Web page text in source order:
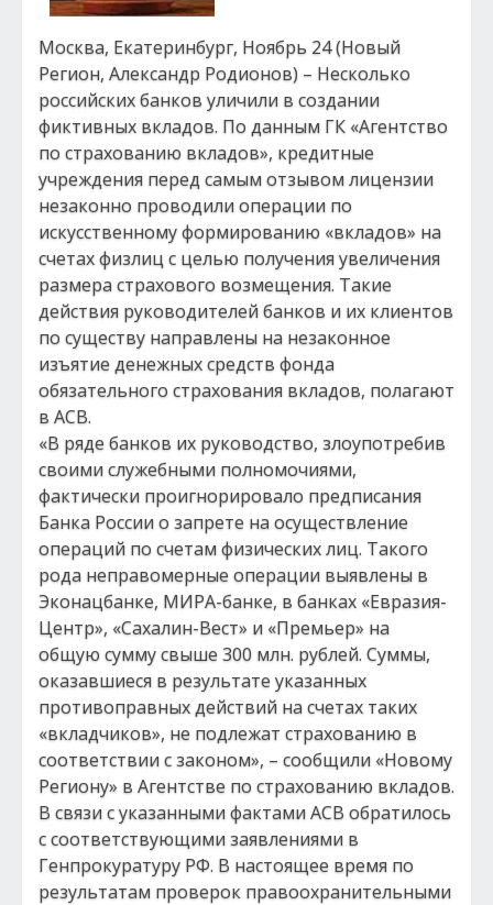
Москва, Екатеринбург, Ноябрь 24 (Новый
Регион, Александр Родионов) – Несколько
российских банков уличили в создании
фиктивных вкладов. По данным ГК «Агентство
по страхованию вкладов», кредитные
учреждения перед самым отзывом лицензии
незаконно проводили операции по
искусственному формированию «вкладов» на
счетах физлиц с целью получения увеличения
размера страхового возмещения. Такие
действия руководителей банков и их клиентов
по существу направлены на незаконное
изъятие денежных средств фонда
обязательного страхования вкладов, полагают
в АСВ.
«В ряде банков их руководство, злоупотребив
своими служебными полномочиями,
фактически проигнорировало предписания
Банка России о запрете на осуществление
операций по счетам физических лиц. Такого
рода неправомерные операции выявлены в
Эконацбанке, МИРА-банке, в банках «Евразия-
Центр», «Сахалин-Вест» и «Премьер» на
общую сумму свыше 300 млн. рублей. Суммы,
оказавшиеся в результате указанных
противоправных действий на счетах таких
«вкладчиков», не подлежат страхованию в
соответствии с законом», – сообщили «Новому
Региону» в Агентстве по страхованию вкладов.
В связи с указанными фактами АСВ обратилось
с соответствующими заявлениями в
Генпрокуратуру РФ. В настоящее время по
результатам проверок правоохранительными